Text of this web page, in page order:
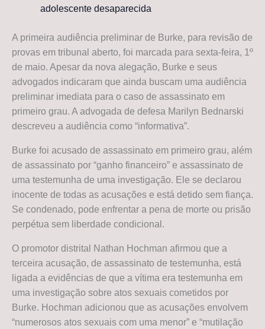
adolescente desaparecida
A primeira audiência preliminar de Burke, para revisão de
provas em tribunal aberto, foi marcada para sexta-feira, 1º
de maio. Apesar da nova alegação, Burke e seus
advogados indicaram que ainda buscam uma audiência
preliminar imediata para o caso de assassinato em
primeiro grau. A advogada de defesa Marilyn Bednarski
descreveu a audiência como “informativa”.
Burke foi acusado de assassinato em primeiro grau, além
de assassinato por “ganho financeiro” e assassinato de
uma testemunha de uma investigação. Ele se declarou
inocente de todas as acusações e está detido sem fiança.
Se condenado, pode enfrentar a pena de morte ou prisão
perpétua sem liberdade condicional.
O promotor distrital Nathan Hochman afirmou que a
terceira acusação, de assassinato de testemunha, está
ligada a evidências de que a vítima era testemunha em
uma investigação sobre atos sexuais cometidos por
Burke. Hochman adicionou que as acusações envolvem
“numerosos atos sexuais com uma menor” e “mutilação